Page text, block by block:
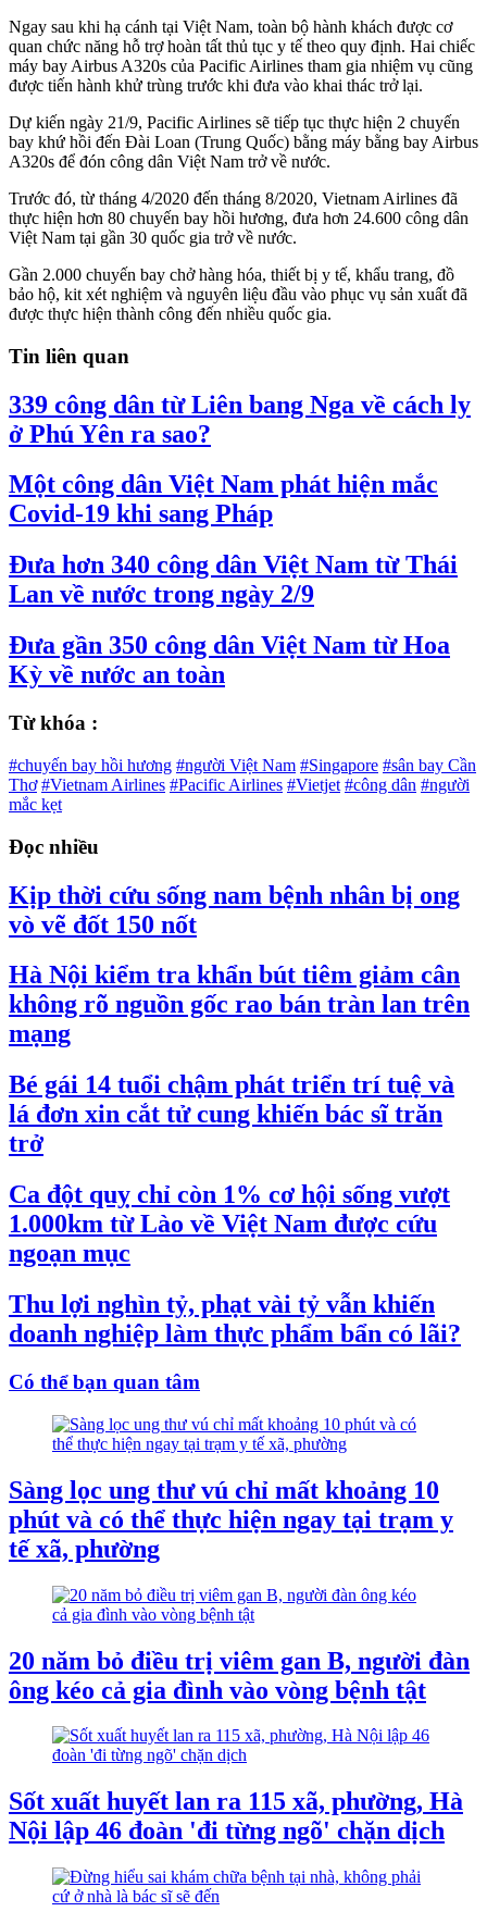
Ngay sau khi hạ cánh tại Việt Nam, toàn bộ hành khách được cơ
quan chức năng hỗ trợ hoàn tất thủ tục y tế theo quy định. Hai chiếc
máy bay Airbus A320s của Pacific Airlines tham gia nhiệm vụ cũng
được tiến hành khử trùng trước khi đưa vào khai thác trở lại.
Dự kiến ngày 21/9, Pacific Airlines sẽ tiếp tục thực hiện 2 chuyến
bay khứ hồi đến Đài Loan (Trung Quốc) bằng máy bằng bay Airbus
A320s để đón công dân Việt Nam trở về nước.
Trước đó, từ tháng 4/2020 đến tháng 8/2020, Vietnam Airlines đã
thực hiện hơn 80 chuyến bay hồi hương, đưa hơn 24.600 công dân
Việt Nam tại gần 30 quốc gia trở về nước.
Gần 2.000 chuyến bay chở hàng hóa, thiết bị y tế, khẩu trang, đồ
bảo hộ, kit xét nghiệm và nguyên liệu đầu vào phục vụ sản xuất đã
được thực hiện thành công đến nhiều quốc gia.
Tin liên quan
339 công dân từ Liên bang Nga về cách ly
ở Phú Yên ra sao?
Một công dân Việt Nam phát hiện mắc
Covid-19 khi sang Pháp
Đưa hơn 340 công dân Việt Nam từ Thái
Lan về nước trong ngày 2/9
Đưa gần 350 công dân Việt Nam từ Hoa
Kỳ về nước an toàn
Từ khóa :
#chuyến bay hồi hương #người Việt Nam #Singapore #sân bay Cần
Thơ #Vietnam Airlines #Pacific Airlines #Vietjet #công dân #người
mắc kẹt
Đọc nhiều
Kịp thời cứu sống nam bệnh nhân bị ong
vò vẽ đốt 150 nốt
Hà Nội kiểm tra khẩn bút tiêm giảm cân
không rõ nguồn gốc rao bán tràn lan trên
mạng
Bé gái 14 tuổi chậm phát triển trí tuệ và
lá đơn xin cắt tử cung khiến bác sĩ trăn
trở
Ca đột quỵ chỉ còn 1% cơ hội sống vượt
1.000km từ Lào về Việt Nam được cứu
ngoạn mục
Thu lợi nghìn tỷ, phạt vài tỷ vẫn khiến
doanh nghiệp làm thực phẩm bẩn có lãi?
Có thể bạn quan tâm
Sàng lọc ung thư vú chỉ mất khoảng 10
phút và có thể thực hiện ngay tại trạm y
tế xã, phường
20 năm bỏ điều trị viêm gan B, người đàn
ông kéo cả gia đình vào vòng bệnh tật
Sốt xuất huyết lan ra 115 xã, phường, Hà
Nội lập 46 đoàn 'đi từng ngõ' chặn dịch